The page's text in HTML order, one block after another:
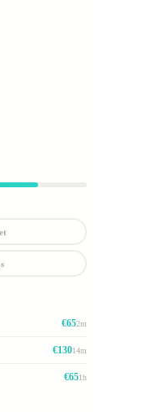
€652m
€13014m
€651h